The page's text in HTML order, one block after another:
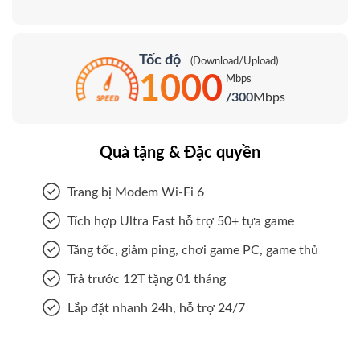
Tốc độ (Download/Upload)
1000 Mbps
/300Mbps
Quà tặng & Đặc quyền
Trang bị Modem Wi-Fi 6
Tích hợp Ultra Fast hỗ trợ 50+ tựa game
Tăng tốc, giảm ping, chơi game PC, game thủ
Trả trước 12T tặng 01 tháng
Lắp đặt nhanh 24h, hỗ trợ 24/7